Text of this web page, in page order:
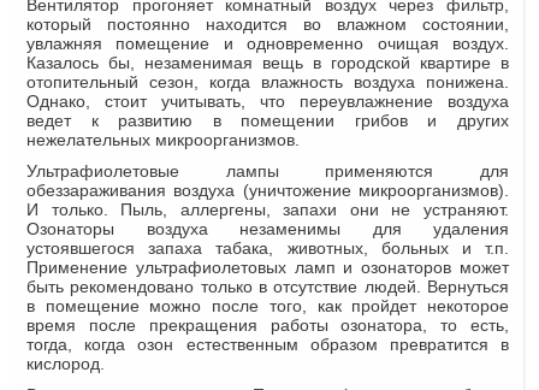
Вентилятор прогоняет комнатный воздух через фильтр,
который постоянно находится во влажном состоянии,
увлажняя помещение и одновременно очищая воздух.
Казалось бы, незаменимая вещь в городской квартире в
отопительный сезон, когда влажность воздуха понижена.
Однако, стоит учитывать, что переувлажнение воздуха
ведет к развитию в помещении грибов и других
нежелательных микроорганизмов.
Ультрафиолетовые лампы применяются для
обеззараживания воздуха (уничтожение микроорганизмов).
И только. Пыль, аллергены, запахи они не устраняют.
Озонаторы воздуха незаменимы для удаления
устоявшегося запаха табака, животных, больных и т.п.
Применение ультрафиолетовых ламп и озонаторов может
быть рекомендовано только в отсутствие людей. Вернуться
в помещение можно после того, как пройдет некоторое
время после прекращения работы озонатора, то есть,
тогда, когда озон естественным образом превратится в
кислород.